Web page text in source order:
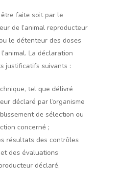
faite soit par le
de l’animal reproducteur
le détenteur des doses
La déclaration
justificatifs suivants :
tel que délivré
déclaré par l’organisme
de sélection ou
concerné ;
résultats des contrôles
des évaluations
déclaré,